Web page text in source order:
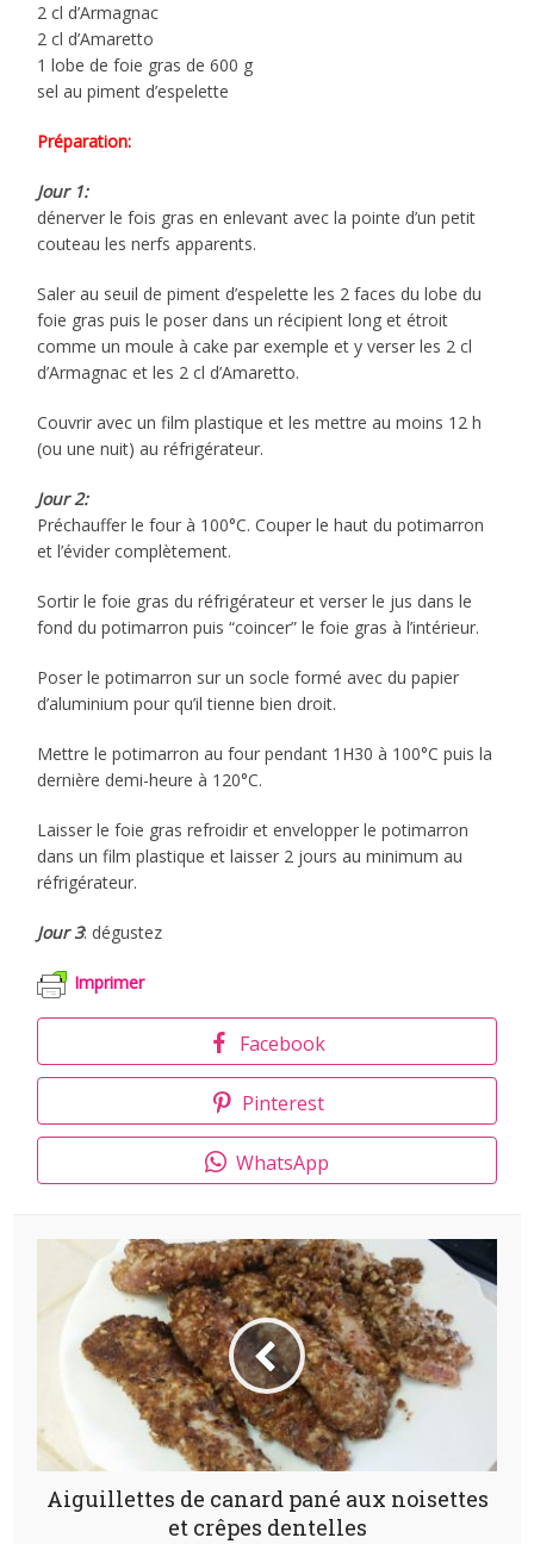
2 cl d’Armagnac
2 cl d’Amaretto
1 lobe de foie gras de 600 g
sel au piment d’espelette
Préparation:
Jour 1:
dénerver le fois gras en enlevant avec la pointe d’un petit
couteau les nerfs apparents.
Saler au seuil de piment d’espelette les 2 faces du lobe du
foie gras puis le poser dans un récipient long et étroit
comme un moule à cake par exemple et y verser les 2 cl
d’Armagnac et les 2 cl d’Amaretto.
Couvrir avec un film plastique et les mettre au moins 12 h
(ou une nuit) au réfrigérateur.
Jour 2:
Préchauffer le four à 100°C. Couper le haut du potimarron
et l’évider complètement.
Sortir le foie gras du réfrigérateur et verser le jus dans le
fond du potimarron puis “coincer” le foie gras à l’intérieur.
Poser le potimarron sur un socle formé avec du papier
d’aluminium pour qu’il tienne bien droit.
Mettre le potimarron au four pendant 1H30 à 100°C puis la
dernière demi-heure à 120°C.
Laisser le foie gras refroidir et envelopper le potimarron
dans un film plastique et laisser 2 jours au minimum au
réfrigérateur.
Jour 3: dégustez
Imprimer
Facebook
Pinterest
WhatsApp
Aiguillettes de canard pané aux noisettes
et crêpes dentelles